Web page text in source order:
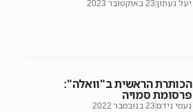
יעל געתון 23 באוקטובר 2023
הכותרת הראשית ב"וואלה":
פרסומת סמויה
נעמי נידם23 בנובמבר 2022